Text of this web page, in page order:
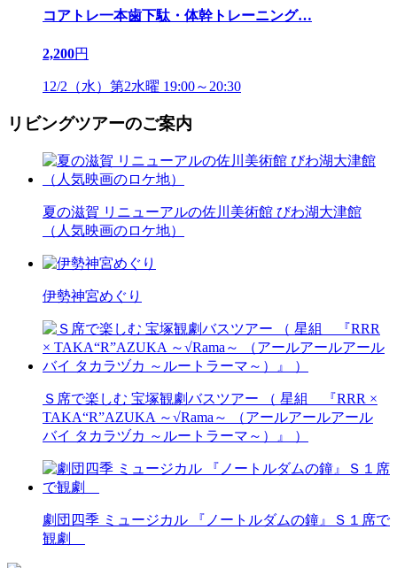
コアトレ一本歯下駄・体幹トレーニング…
2,200円
12/2（水）第2水曜 19:00～20:30
リビングツアーのご案内
夏の滋賀 リニューアルの佐川美術館 びわ湖大津館
（人気映画のロケ地）
伊勢神宮めぐり
Ｓ席で楽しむ 宝塚観劇バスツアー （ 星組 『RRR ×
TAKA“R”AZUKA ～√Rama～ （アールアールアール
バイ タカラヅカ ～ルートラーマ～）』 ）
劇団四季 ミュージカル 『ノートルダムの鐘』Ｓ１席で
観劇